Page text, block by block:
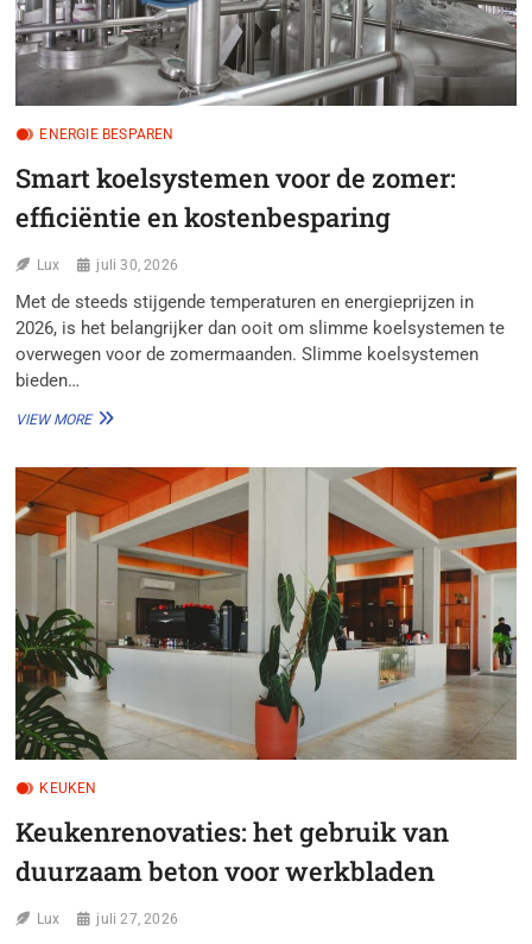
ENERGIE BESPAREN
Smart koelsystemen voor de zomer:
efficiëntie en kostenbesparing
Lux juli 30, 2026
Met de steeds stijgende temperaturen en energieprijzen in
2026, is het belangrijker dan ooit om slimme koelsystemen te
overwegen voor de zomermaanden. Slimme koelsystemen
bieden…
VIEW MORESMART
ZOMER:
EFFICIËNTIE
EN
KOSTENBESPARING
KEUKEN
Keukenrenovaties: het gebruik van
duurzaam beton voor werkbladen
Lux juli 27, 2026